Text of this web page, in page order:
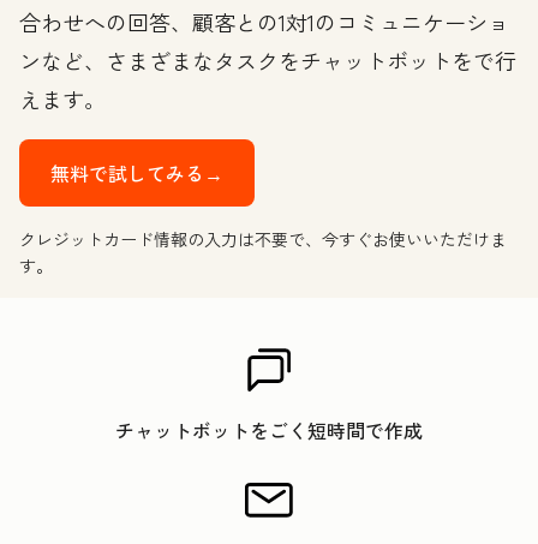
合わせへの回答、顧客との1対1のコミュニケーショ
ンなど、さまざまなタスクをチャットボットをで行
えます。
無料で試してみる→
クレジットカード情報の入力は不要で、今すぐお使いいただけま
す。
チャットボットをごく短時間で作成